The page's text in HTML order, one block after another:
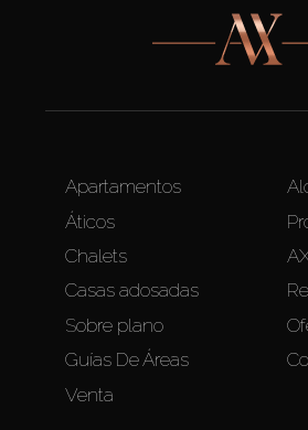
Apartamentos
Áticos
Chalets
Casas adosadas
Sobre plano
Guías De Áreas
Venta